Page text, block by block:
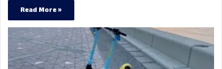
Read More »